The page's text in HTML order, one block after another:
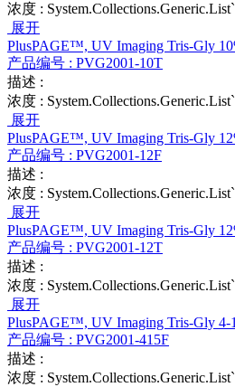
浓度 :
展开
PlusPAGE™, UV Imaging Tris-Gly
产品编号 : PVG2001-10T
描述 :
浓度 :
展开
PlusPAGE™, UV Imaging Tris-Gly
产品编号 : PVG2001-12F
描述 :
浓度 :
展开
PlusPAGE™, UV Imaging Tris-Gly
产品编号 : PVG2001-12T
描述 :
浓度 :
展开
PlusPAGE™, UV Imaging Tris-Gly 4-
产品编号 : PVG2001-415F
描述 :
浓度 :